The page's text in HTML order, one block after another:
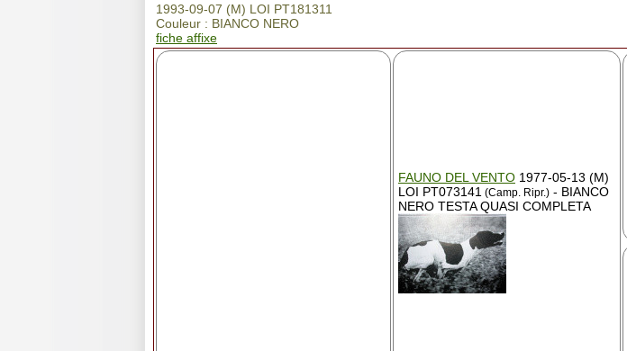
1993-09-07 (M) LOI PT181311
Couleur : BIANCO NERO
fiche affixe
FAUNO DEL VENTO 1977-05-13 (M)
LOI PT073141 (Camp. Ripr.) - BIANCO
NERO TESTA QUASI COMPLETA